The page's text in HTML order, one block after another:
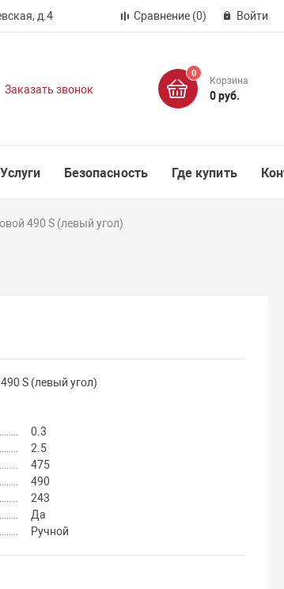
д.4 Сравнение (0) Войти
Заказать звонок
0
Корзина
0 руб.
Услуги Безопасность Где купить
490 S (левый угол)
S (левый угол)
0.3
2.5
475
490
243
Да
Ручной